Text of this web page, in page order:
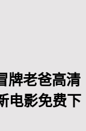
牌老爸高清
电影免费下